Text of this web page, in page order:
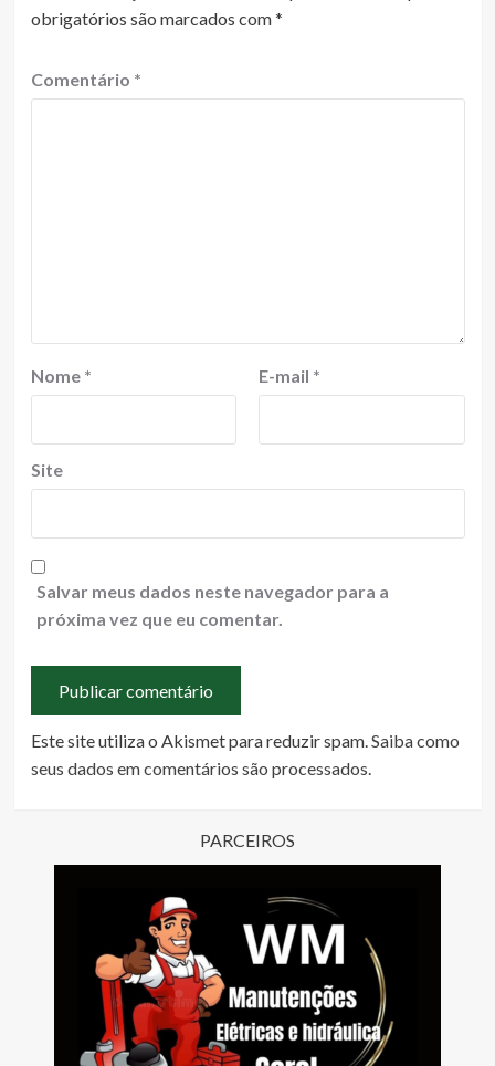
obrigatórios são marcados com*
Comentário *
Nome * E-mail *
Site
Salvar meus dados neste navegador para a
próxima vez que eu comentar.
Este site utiliza o Akismet para reduzir spam.Saiba como
seus dados em comentários são processados.
PARCEIROS